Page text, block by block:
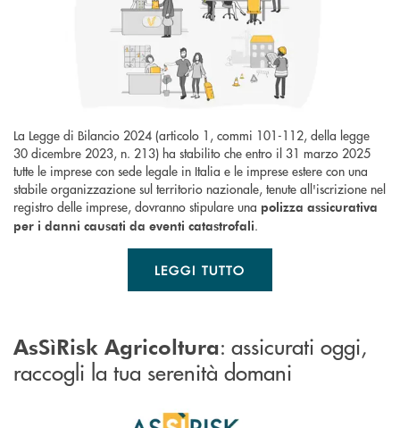
La Legge di Bilancio 2024 (articolo 1, commi 101-112, della legge
30 dicembre 2023, n. 213) ha stabilito che entro il 31 marzo 2025
tutte le imprese con sede legale in Italia e le imprese estere con una
stabile organizzazione sul territorio nazionale, tenute all'iscrizione nel
registro delle imprese, dovranno stipulare una polizza assicurativa
per i danni causati da eventi catastrofali.
LEGGI TUTTO
AsSìRisk Agricoltura: assicurati oggi,
raccogli la tua serenità domani